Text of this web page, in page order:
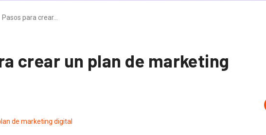
Pasos para crear…
crear un plan de marketing